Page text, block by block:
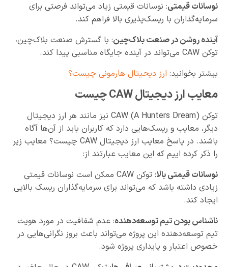
نوسانات قیمتی: نوسانات قیمتی زیاد می‌تواند فرصتی برای
سرمایه‌گذاران با ریسک‌پذیری بالا فراهم کند.
آینده روشن در صنعت بلاک‌چین: با گسترش صنعت بلاک‌چین،
توکن CAW می‌تواند در آینده جایگاه مناسبی پیدا کند.
بیشتر بخوانید: ارز دیحیتال هارمونی چیست؟
معایب ارز دیجیتال CAW چیست
توکن CAW (A Hunters Dream) نیز مانند هر ارز دیجیتال
دیگر، معایب و ریسک‌هایی دارد که کاربران باید از آن‌ها آگاه
باشند. در پاسخ معایب ارز دیجیتال CAW چیست؟ معایب زیر
را ذکر کرده اییم که این معایب عبارتند از:
نوسانات قیمتی بالا
: توکن CAW ممکن است نوسانات قیمتی
زیادی داشته باشد که می‌تواند برای سرمایه‌گذاران ریسک بالایی
ایجاد کند.
ناشناس بودن تیم توسعه‌دهنده: عدم شفافیت در مورد هویت
تیم توسعه‌دهنده این پروژه می‌تواند باعث بروز نگرانی‌هایی در
خصوص اعتبار و پایداری پروژه شود.